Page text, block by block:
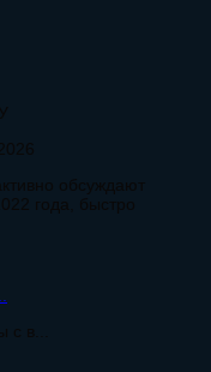
обсуждают
года, быстро
с в...